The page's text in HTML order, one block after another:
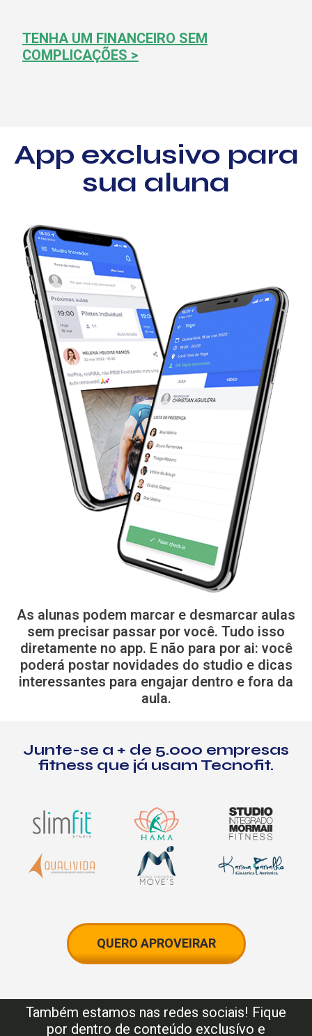
TENHA UM FINANCEIRO SEM
COMPLICAÇÕES >
App exclusivo para
sua aluna
As alunas podem marcar e desmarcar aulas
sem precisar passar por você. Tudo isso
diretamente no app. E não para por ai: você
poderá postar novidades do studio e dicas
interessantes para engajar dentro e fora da
aula.
Junte-se a + de 5.000 empresas
fitness que já usam Tecnofit.
QUERO APROVEIRAR
Também estamos nas redes sociais! Fique
por dentro de conteúdo exclusívo e